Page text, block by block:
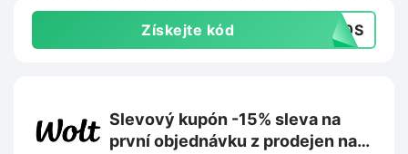
Získejte kód 50S
Slevový kupón -15% sleva na
první objednávku z prodejen na